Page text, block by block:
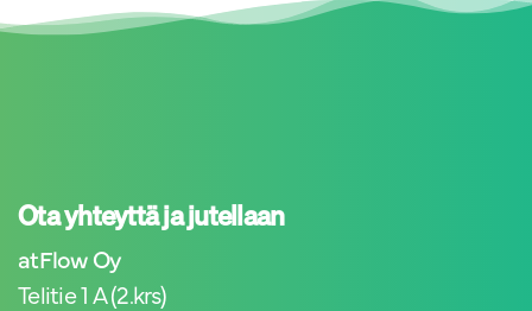
Ota yhteyttä ja jutellaan
atFlow Oy
Telitie 1 A (2.krs)